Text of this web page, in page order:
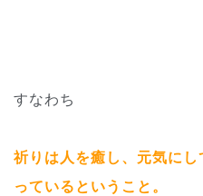
すなわち
祈りは人を癒し、元気に
っているということ。